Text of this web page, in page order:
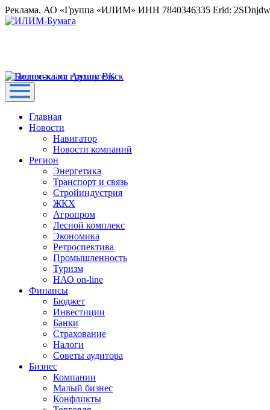
Реклама. АО «Группа «ИЛИМ» ИНН 7840346335 Erid:
Главная
Новости
Навигатор
Новости компаний
Регион
Энергетика
Транспорт и связь
Стройиндустрия
ЖКХ
Агропром
Лесной комплекс
Экономика
Ретроспектива
Промышленность
Туризм
НАО on-line
Финансы
Бюджет
Инвестиции
Банки
Страхование
Налоги
Советы аудитора
Бизнес
Компании
Малый бизнес
Конфликты